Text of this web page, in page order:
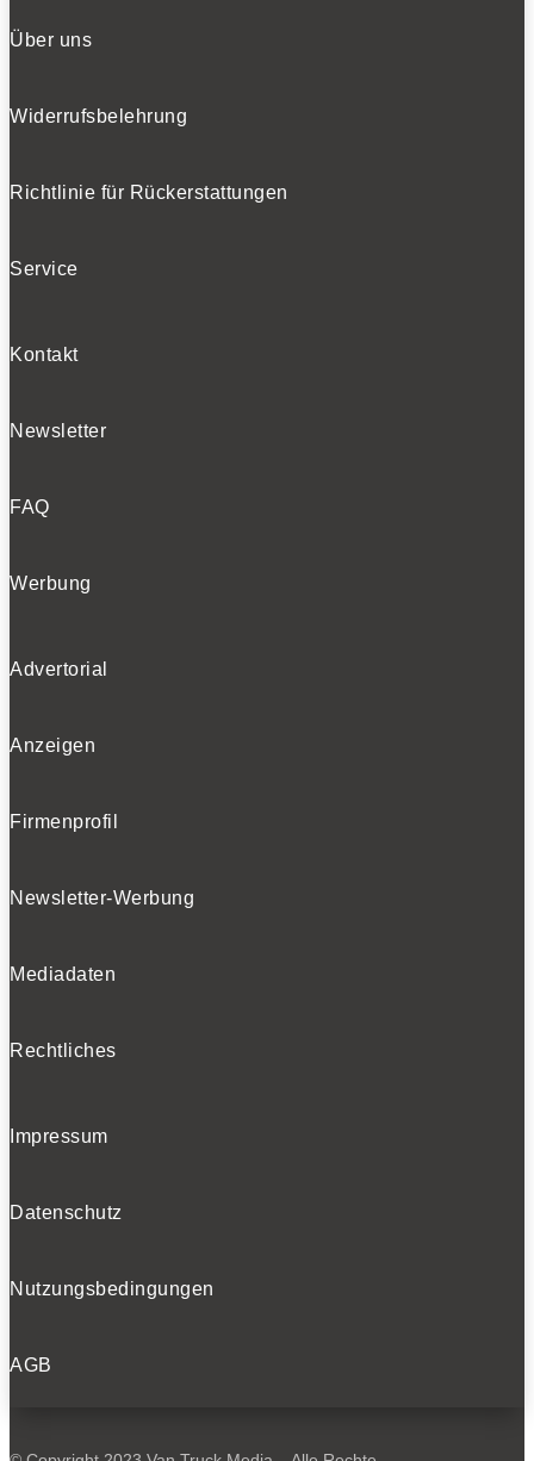
Über uns
Widerrufsbelehrung
Richtlinie für Rückerstattungen
Service
Kontakt
Newsletter
FAQ
Werbung
Advertorial
Anzeigen
Firmenprofil
Newsletter-Werbung
Mediadaten
Rechtliches
Impressum
Datenschutz
Nutzungsbedingungen
AGB